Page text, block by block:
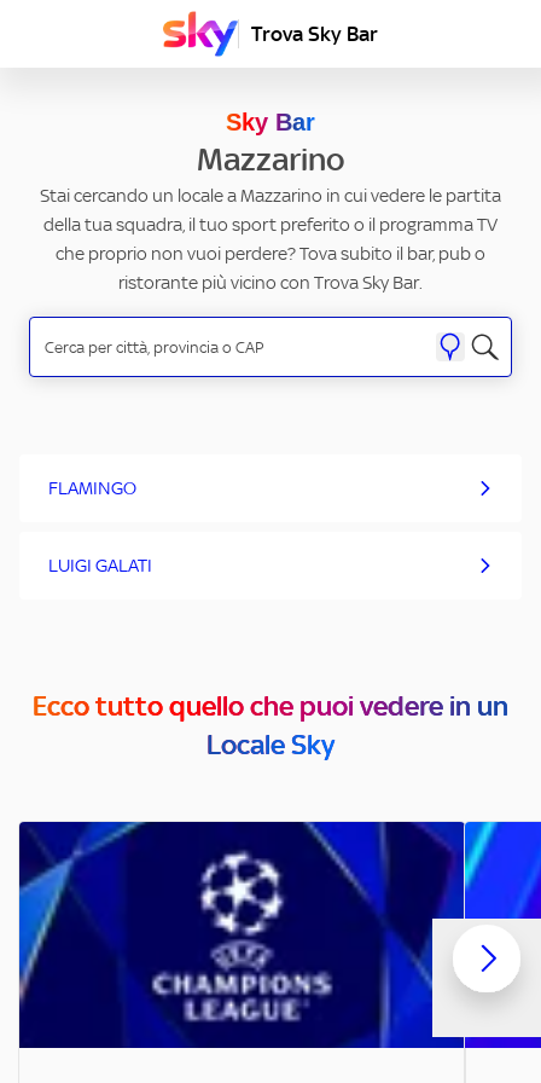
Trova Sky Bar
Sky Bar
Mazzarino
Stai cercando un locale a Mazzarino in cui vedere le partita
della tua squadra, il tuo sport preferito o il programma TV
che proprio non vuoi perdere? Tova subito il bar, pub o
ristorante più vicino con Trova Sky Bar.
FLAMINGO
LUIGI GALATI
Ecco tutto quello che puoi vedere in un
Locale Sky